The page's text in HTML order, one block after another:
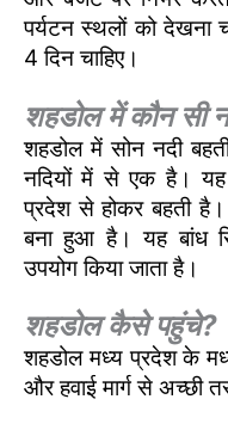
पर्यटन स्थलों को
4 दिन चाहिए।
शहडोल में कौन सी
शहडोल में सोन नदी
नदियों में से एक है। यह
प्रदेश से होकर बहती
बना हुआ है। यह बांध
उपयोग किया जाता है।
शहडोल कैसे पहुंचे?
शहडोल मध्य प्रदेश के
और हवाई मार्ग से अच्छी